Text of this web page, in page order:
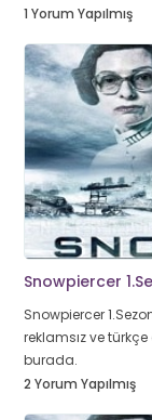
1 Yorum Yapılmış
Snowpiercer
Snowpiercer
reklamsız ve
burada.
2 Yorum Yapılmış